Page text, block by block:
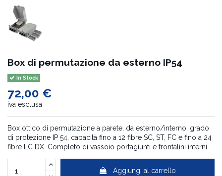
Box di permutazione da esterno IP54
In Stock
72,00 €
iva esclusa
Box ottico di permutazione a parete, da esterno/interno, grado
di protezione IP 54, capacità fino a 12 fibre SC, ST, FC e fino a 24
fibre LC DX. Completo di vassoio portagiunti e frontalini interni.
Aggiungi al carrello